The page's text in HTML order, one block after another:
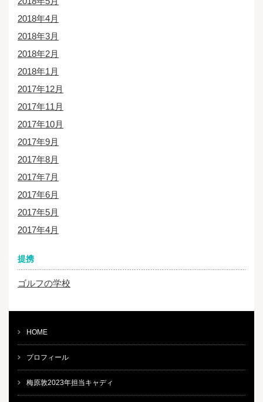
2018年4月
2018年3月
2018年2月
2018年1月
2017年12月
2017年11月
2017年10月
2017年9月
2017年8月
2017年7月
2017年6月
2017年5月
2017年4月
提携
ゴルフの学校
HOME
プロフィール
梅原敦2023年担当キャディ